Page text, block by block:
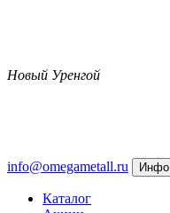
Новый Уренгой
info@omegametall.ru Инфо
Каталог